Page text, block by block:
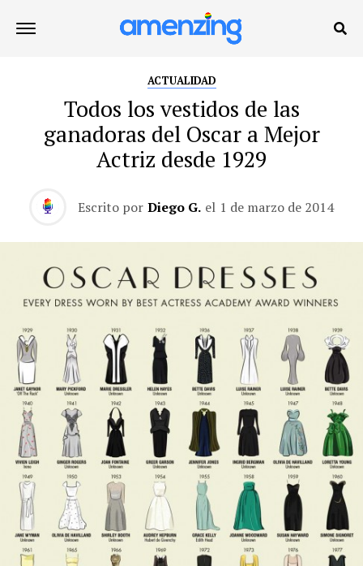
ACTUALIDAD
Todos los vestidos de las
ganadoras del Oscar a Mejor
Actriz desde 1929
Escrito por Diego G. el 1 de marzo de 2014